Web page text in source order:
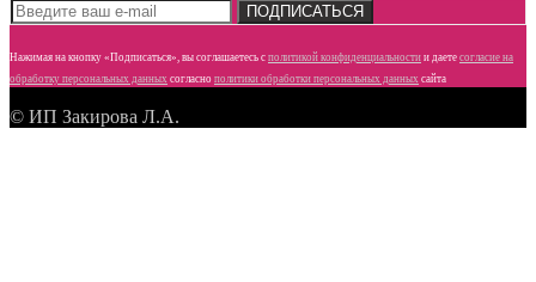
ПОДПИСАТЬСЯ
Нажимая на кнопку «Подписаться», вы соглашаетесь с политикой конфиденциальности и даете согласие на
обработку персональных данных согласно политики обработки персональных данных сайта
© ИП Закирова Л.А.